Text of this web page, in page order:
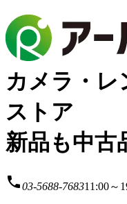
カメラ・レ
ストア
新品も中古
local_phone03-5688-768311:00～